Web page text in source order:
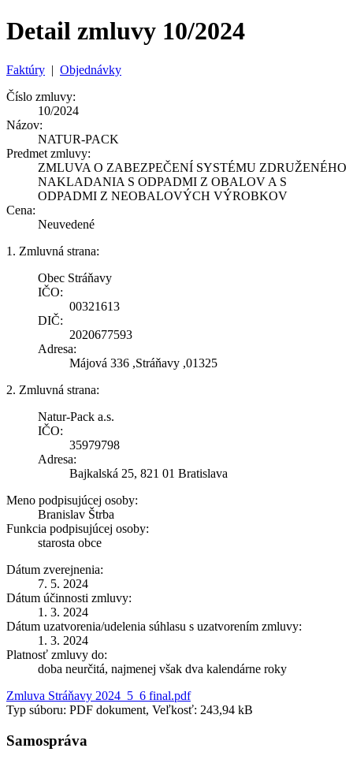
Detail zmluvy 10/2024
Faktúry | Objednávky
Číslo zmluvy:
10/2024
Názov:
NATUR-PACK
Predmet zmluvy:
ZMLUVA O ZABEZPEČENÍ SYSTÉMU ZDRUŽENÉHO
NAKLADANIA S ODPADMI Z OBALOV A S
ODPADMI Z NEOBALOVÝCH VÝROBKOV
Cena:
Neuvedené
1. Zmluvná strana:
Obec Stráňavy
IČO:
00321613
DIČ:
2020677593
Adresa:
Májová 336 ,Stráňavy ,01325
2. Zmluvná strana:
Natur-Pack a.s.
IČO:
35979798
Adresa:
Bajkalská 25, 821 01 Bratislava
Meno podpisujúcej osoby:
Branislav Štrba
Funkcia podpisujúcej osoby:
starosta obce
Dátum zverejnenia:
7. 5. 2024
Dátum účinnosti zmluvy:
1. 3. 2024
Dátum uzatvorenia/udelenia súhlasu s uzatvorením zmluvy:
1. 3. 2024
Platnosť zmluvy do:
doba neurčitá, najmenej však dva kalendárne roky
Zmluva Stráňavy 2024_5_6 final.pdf
Typ súboru: PDF dokument, Veľkosť: 243,94 kB
Samospráva